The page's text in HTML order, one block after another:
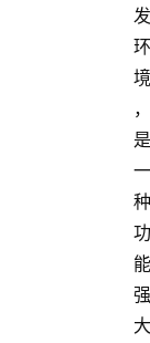
发
环
境
，
是
一
种
功
能
强
大